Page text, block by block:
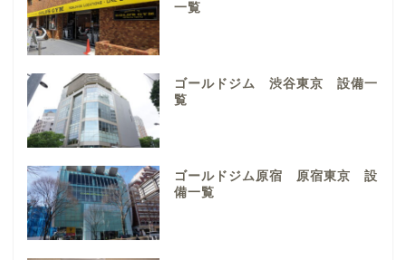
一覧
ゴールドジム 渋谷東京 設備一
覧
ゴールドジム原宿 原宿東京 設
備一覧